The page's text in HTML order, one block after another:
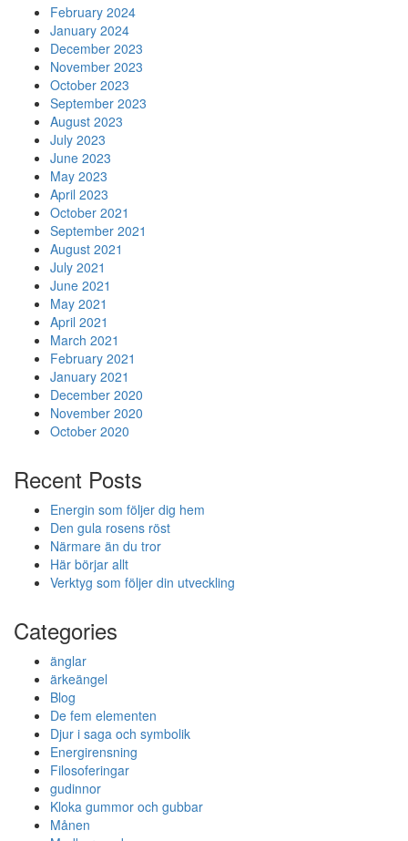
February 2024
January 2024
December 2023
November 2023
October 2023
September 2023
August 2023
July 2023
June 2023
May 2023
April 2023
October 2021
September 2021
August 2021
July 2021
June 2021
May 2021
April 2021
March 2021
February 2021
January 2021
December 2020
November 2020
October 2020
Recent Posts
Energin som följer dig hem
Den gula rosens röst
Närmare än du tror
Här börjar allt
Verktyg som följer din utveckling
Categories
änglar
ärkeängel
Blog
De fem elementen
Djur i saga och symbolik
Energirensning
Filosoferingar
gudinnor
Kloka gummor och gubbar
Månen